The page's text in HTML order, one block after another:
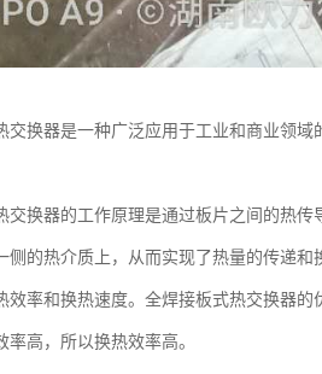
交换器是一种广泛应用于工业和商业领
交换器的工作原理是通过板片之间的热
侧的热介质上，从而实现了热量的传递
效率和换热速度。全焊接板式热交换器
率高，所以换热效率高。